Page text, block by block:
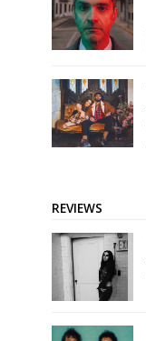
REVIEWS